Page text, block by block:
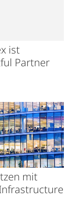
ist
Partner
mit